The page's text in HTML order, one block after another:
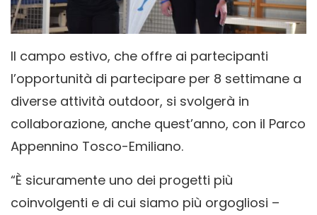
Il campo estivo, che offre ai partecipanti
l’opportunità di partecipare per 8 settimane a
diverse attività outdoor, si svolgerà in
collaborazione, anche quest’anno, con il Parco
Appennino Tosco-Emiliano.
“È sicuramente uno dei progetti più
coinvolgenti e di cui siamo più orgogliosi –